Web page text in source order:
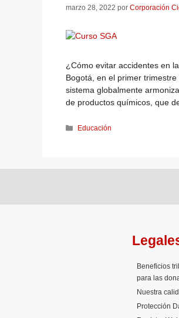
marzo 28, 2022 por Corporación
¿Cómo evitar accidentes en
Bogotá, en el primer
sistema globalmente
de productos químicos, que
Educación
Beneficios
para las
Nuestra
Protección